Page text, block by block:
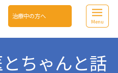
治療中の方へ
Menu
ちゃんと話